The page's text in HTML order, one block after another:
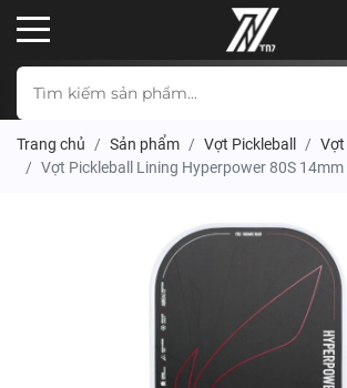
Trang chủ Sản phẩm Vợt Pickleball
Vợt
Vợt Pickleball Lining Hyperpower 80S 14mm